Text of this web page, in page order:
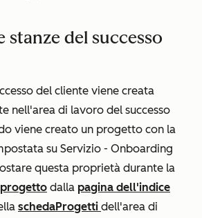
stanze del successo
del cliente viene creata
nell'area di lavoro del successo
viene creato un progetto con la
su Servizio - Onboarding
questa proprietà durante la
dalla pagina dell'indice
schedaProgetti dell'area di